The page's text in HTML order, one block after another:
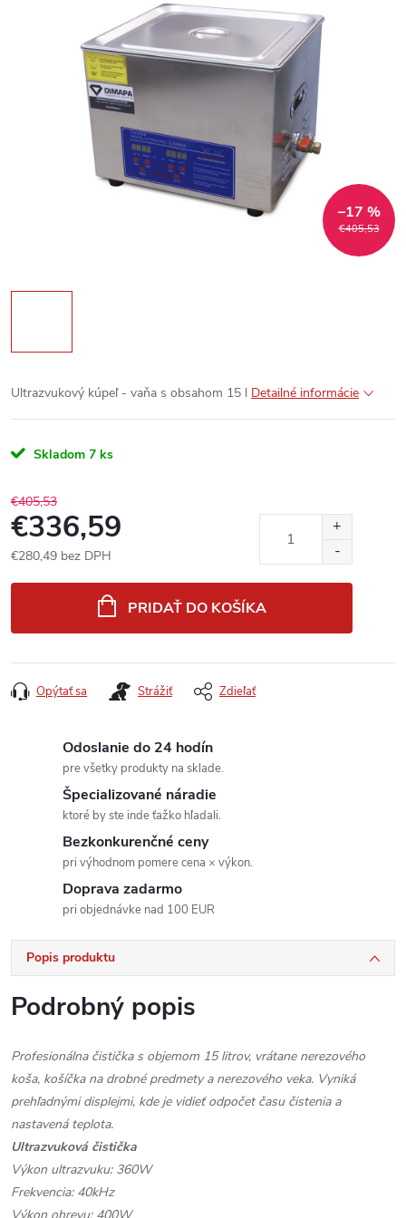
€405,53
–17 %
Ultrazvukový kúpeľ - vaňa s obsahom 15 l Detailné informácie
Skladom 7 ks
€405,53
€336,59
€280,49 bez DPH
PRIDAŤ DO KOŠÍKA
Opýtať sa Strážiť Zdieľať
Odoslanie do 24 hodín
pre všetky produkty na sklade.
Špecializované náradie
ktoré by ste inde ťažko hľadali.
Bezkonkurenčné ceny
pri výhodnom pomere cena × výkon.
Doprava zadarmo
pri objednávke nad 100 EUR
Popis produktu
Podrobný popis
Profesionálna čistička s objemom 15 litrov, vrátane nerezového
koša, košíčka na drobné predmety a nerezového veka. Vyniká
prehľadnými displejmi, kde je vidieť odpočet času čistenia a
nastavená teplota.
Ultrazvuková čistička
Výkon ultrazvuku: 360W
Frekvencia: 40kHz
Výkon ohrevu: 400W